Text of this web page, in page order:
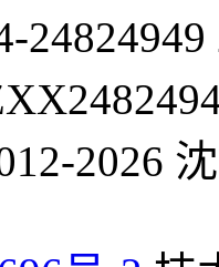
24824949
2026